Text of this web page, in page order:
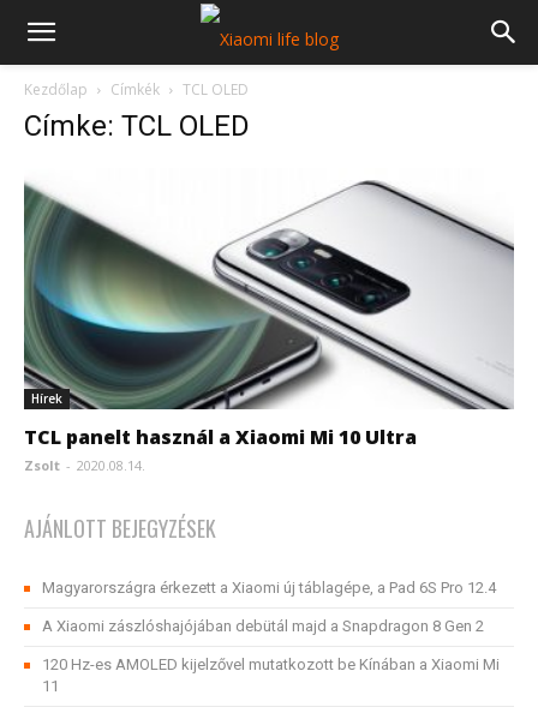
Kezdőlap Címkék TCL OLED
Címke: TCL OLED
Hírek
TCL panelt használ a Xiaomi Mi 10 Ultra
Zsolt - 2020.08.14.
AJÁNLOTT BEJEGYZÉSEK
Magyarországra érkezett a Xiaomi új táblagépe, a Pad 6S Pro 12.4
A Xiaomi zászlóshajójában debütál majd a Snapdragon 8 Gen 2
120 Hz-es AMOLED kijelzővel mutatkozott be Kínában a Xiaomi Mi
11